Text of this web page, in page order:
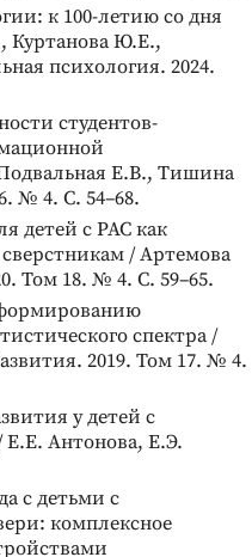
к 100-летию со дня
Куртанова Ю.Е.,
психология. 2024.
студентов-
Е.В., Тишина
№ 4. С. 54–68.
детей с РАС как
/ Артемова
Том 18. № 4. С. 59–65.
спектра /
2019. Том 17. № 4.
у детей с
Антонова, Е.Э.
с детьми с
комплексное